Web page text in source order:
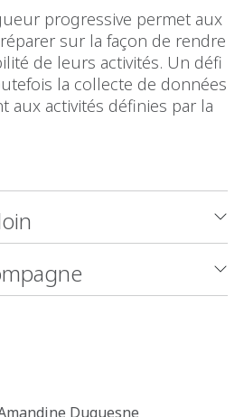
progressive permet aux
sur la façon de rendre
de leurs activités. Un défi
la collecte de données
aux activités définies par la
Duquesne